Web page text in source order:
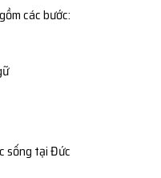
các bước:
sống tại Đức